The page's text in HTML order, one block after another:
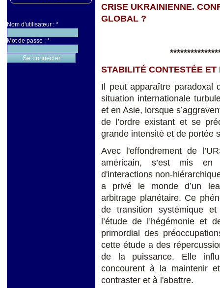
Nom d'utilisateur : *
Mot de passe : *
CRISE UKRAINIENNE.
GLOBAL ?
STABILITÉ CONTESTÉE ET
Il peut apparaître paradoxal
situation internationale
et en Asie, lorsque
de l’ordre existant et se
grande intensité et de portée
Avec l'effondrement de
américain, s’est mis en
d'interactions non-
a privé le monde d’un
arbitrage planétaire. Ce
de transition systémique
l’étude de l’hégémonie et
primordial des
cette étude a des
de la puissance. Elle
concourent à la maintenir
contraster et à l'abattre.